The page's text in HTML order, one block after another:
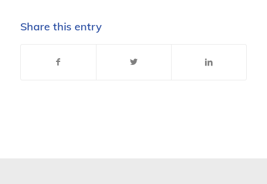
Share this entry